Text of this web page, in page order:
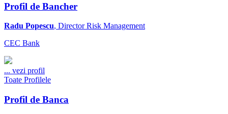
Profil de Bancher
Radu Popescu, Director Risk Management
CEC Bank
... vezi profil
Toate Profilele
Profil de Banca